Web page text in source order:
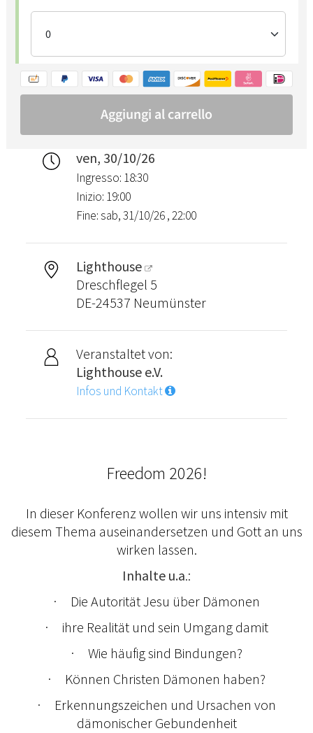
ven, 30/10/26
Ingresso: 18:30
Inizio: 19:00
Fine: sab, 31/10/26 , 22:00
Lighthouse
Dreschflegel 5
DE-24537 Neumünster
Veranstaltet von:
Lighthouse e.V.
Infos und Kontakt
Freedom 2026!
In dieser Konferenz wollen wir uns intensiv mit
diesem Thema auseinandersetzen und Gott an uns
wirken lassen.
Inhalte u.a.:
· Die Autorität Jesu über Dämonen
· ihre Realität und sein Umgang damit
· Wie häufig sind Bindungen?
· Können Christen Dämonen haben?
· Erkennungszeichen und Ursachen von
dämonischer Gebundenheit